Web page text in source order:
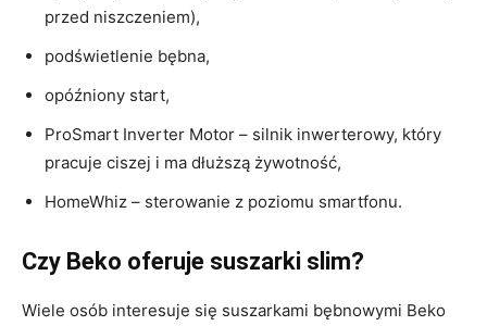
przed niszczeniem),
podświetlenie bębna,
opóźniony start,
ProSmart Inverter Motor – silnik inwerterowy, który
pracuje ciszej i ma dłuższą żywotność,
HomeWhiz – sterowanie z poziomu smartfonu.
Czy Beko oferuje suszarki slim?
Wiele osób interesuje się suszarkami bębnowymi Beko